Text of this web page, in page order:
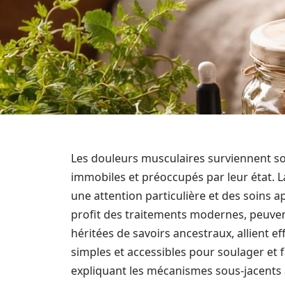
Les douleurs musculaires surviennent
immobiles et préoccupés par leur état.
une attention particulière et des soins
profit des traitements modernes,
héritées de savoirs ancestraux, allient
simples et accessibles pour soulager
expliquant les mécanismes sous-